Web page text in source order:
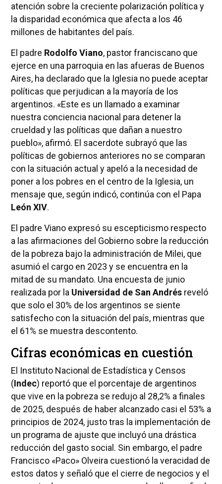
atención sobre la creciente polarización política y
la disparidad económica que afecta a los 46
millones de habitantes del país.
El padre Rodolfo Viano, pastor franciscano que
ejerce en una parroquia en las afueras de Buenos
Aires, ha declarado que la Iglesia no puede aceptar
políticas que perjudican a la mayoría de los
argentinos. «Este es un llamado a examinar
nuestra conciencia nacional para detener la
crueldad y las políticas que dañan a nuestro
pueblo», afirmó. El sacerdote subrayó que las
políticas de gobiernos anteriores no se comparan
con la situación actual y apeló a la necesidad de
poner a los pobres en el centro de la Iglesia, un
mensaje que, según indicó, continúa con el Papa
León XIV.
El padre Viano expresó su escepticismo respecto
a las afirmaciones del Gobierno sobre la reducción
de la pobreza bajo la administración de Milei, que
asumió el cargo en 2023 y se encuentra en la
mitad de su mandato. Una encuesta de junio
realizada por la Universidad de San Andrésreveló
que solo el 30% de los argentinos se siente
satisfecho con la situación del país, mientras que
el 61% se muestra descontento.
Cifras económicas en cuestión
El Instituto Nacional de Estadística y Censos
(Indec) reportó que el porcentaje de argentinos
que vive en la pobreza se redujo al 28,2% a finales
de 2025, después de haber alcanzado casi el 53% a
principios de 2024, justo tras la implementación de
un programa de ajuste que incluyó una drástica
reducción del gasto social. Sin embargo, el padre
Francisco «Paco» Olveira cuestionó la veracidad de
estos datos y señaló que el cierre de negocios y el